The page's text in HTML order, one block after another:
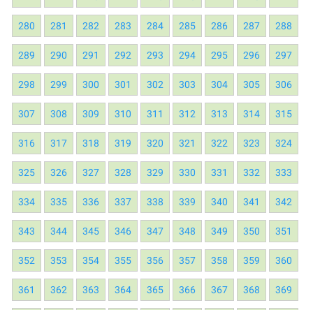
280 281 282 283 284 285 286 287 288
289 290 291 292 293 294 295 296 297
298 299 300 301 302 303 304 305 306
307 308 309 310 311 312 313 314 315
316 317 318 319 320 321 322 323 324
325 326 327 328 329 330 331 332 333
334 335 336 337 338 339 340 341 342
343 344 345 346 347 348 349 350 351
352 353 354 355 356 357 358 359 360
361 362 363 364 365 366 367 368 369